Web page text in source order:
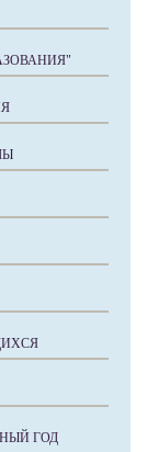
ГОД